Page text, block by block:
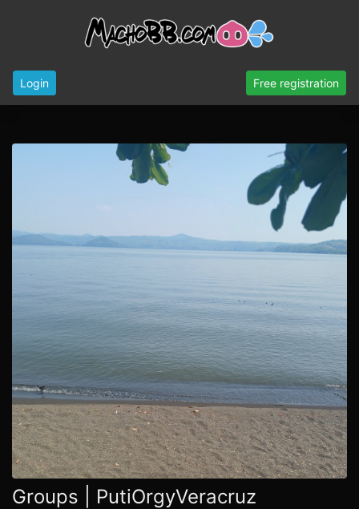
Login Free registration
Groups | PutiOrgyVeracruz